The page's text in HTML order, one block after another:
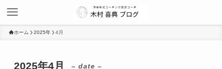
ホーム 2025年 4月
2025年4月 – date –